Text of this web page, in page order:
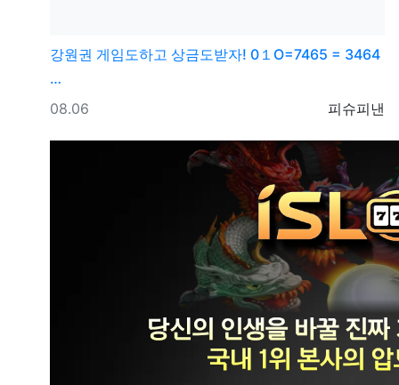
강원권 게임도하고 상금도받자! 0１O=7465 = 3464
…
등록자
피슈피낸
등록일
08.06